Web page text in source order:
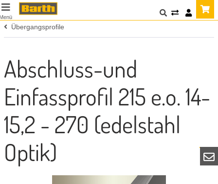
Übergangsprofile
Abschluss-und
Einfassprofil 215 e.o. 14-
15,2 - 270 (edelstahl
Optik)